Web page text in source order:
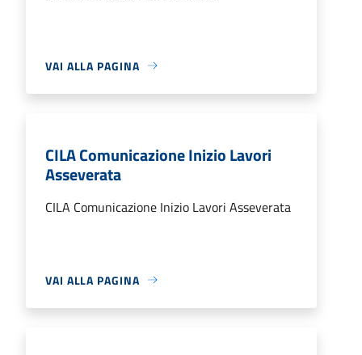
VAI ALLA PAGINA
CILA Comunicazione Inizio Lavori
Asseverata
CILA Comunicazione Inizio Lavori Asseverata
VAI ALLA PAGINA